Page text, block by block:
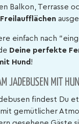
Balkon, Terrasse
einfach nach
Deine perfekte
Hund !
JADEBUSEN MIT
findest Du
gemütlicher